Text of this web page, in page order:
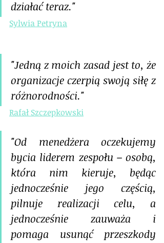
działać teraz."
Sylwia Petryna
"Jedną z moich zasad jest to, że
organizacje czerpią swoją siłę z
różnorodności."
Rafał Szczepkowski
"Od menedżera oczekujemy
bycia liderem zespołu – osobą,
która nim kieruje, będąc
jednocześnie jego częścią,
pilnuje realizacji celu, a
jednocześnie zauważa i
pomaga usunąć przeszkody